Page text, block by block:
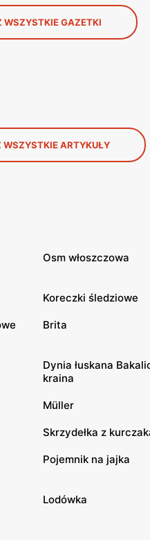
WSZYSTKIE GAZETKI
WSZYSTKIE ARTYKUŁY
Osm włoszczowa
Koreczki śledziowe
Brita
Dynia łuskana
kraina
Müller
Skrzydełka z
Pojemnik na jajka
Lodówka